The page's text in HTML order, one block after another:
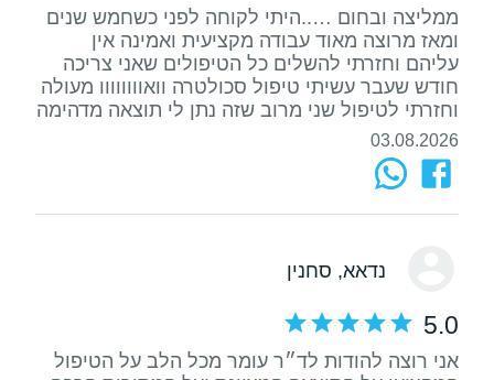
ממליצה ובחום …..היתי לקוחה לפני כשחמש שנים
ומאז מרוצה מאוד עבודה מקציעית ואמינה אין
עליהם וחזרתי להשלים כל הטיפולים שאני צריכה
חודש שעבר עשיתי טיפול סכולטרה וואוווווווו מעולה
וחזרתי לטיפול שני מרוב שזה נתן לי תוצאה מדהימה
03.08.2026
נדאא, סחנין
5.0
אני רוצה להודות לד״ר עומר מכל הלב על הטיפול